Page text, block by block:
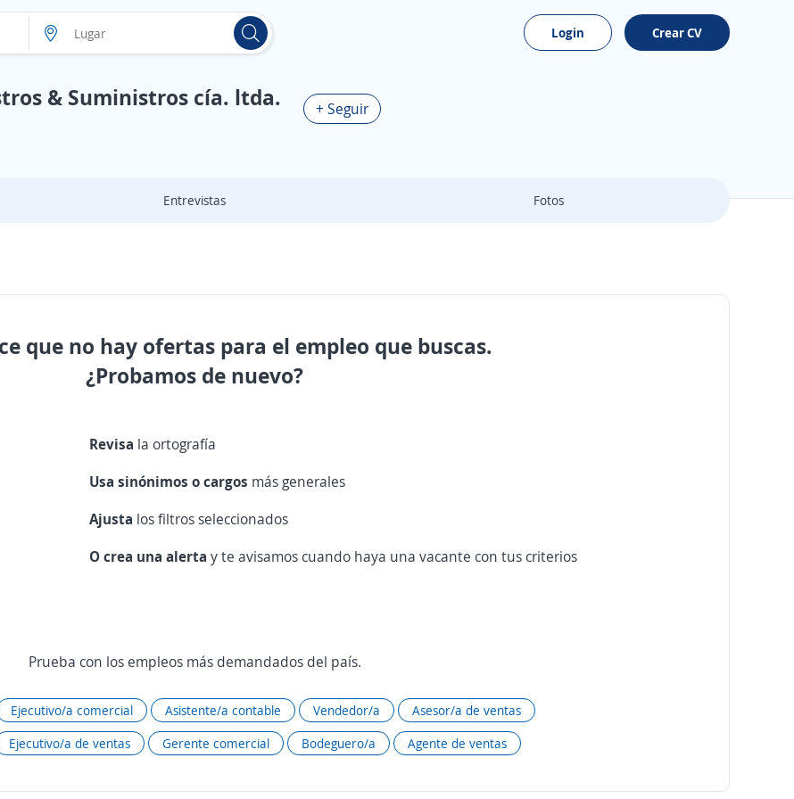
Login Crear CV
& Suministros cía. ltda. + Seguir
Entrevistas Fotos
que no hay ofertas para el empleo que buscas.
¿Probamos de nuevo?
Revisa la ortografía
Usa sinónimos o cargos más generales
Ajusta los filtros seleccionados
O crea una alertay te avisamos cuando haya una vacante con tus criterios
Prueba con los empleos más demandados del país.
Ejecutivo/a comercial Asistente/a contable Vendedor/a
Asesor/a de ventas
Ejecutivo/a de ventas Gerente comercial Bodeguero/a Agente de ventas